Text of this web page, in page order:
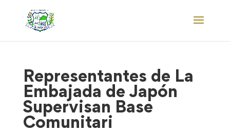
Representantes de La
Embajada de Japón
Supervisan Base
Comunitari